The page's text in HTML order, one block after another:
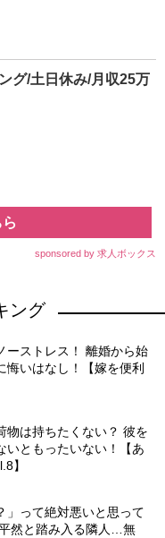
グ/土日休み/月収25万
sponsored by 求人ボックス
ング
ーストレス！ 離婚から始
悔いはなし！【嫁を便利
物は持ちたくない？ 彼を
いともったいない！【あ
】
」って絶対悪いと思って
然と踏み入る隣人…無